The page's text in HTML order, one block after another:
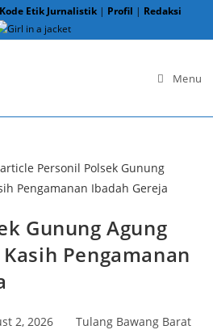
Kode Etik Jurnalistik | Profil | Redaksi
Menu
Gunung Agung
Pengamanan
2, 2026
Post
Tulang Bawang Barat